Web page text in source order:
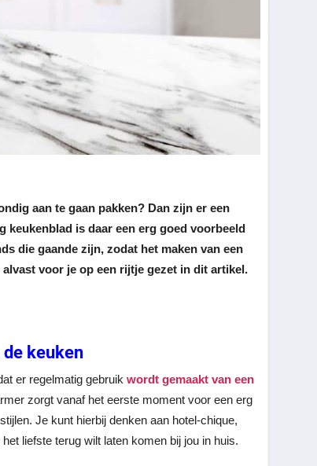
aan te gaan pakken? Dan zijn er een
keukenblad is daar een erg goed voorbeeld
die gaande zijn, zodat het maken van een
voor je op een rijtje gezet in dit artikel.
keuken
er regelmatig gebruikwordt gemaakt van een
zorgt vanaf het eerste moment voor een erg
Je kunt hierbij denken aan hotel-chique,
liefste terug wilt laten komen bij jou in huis.